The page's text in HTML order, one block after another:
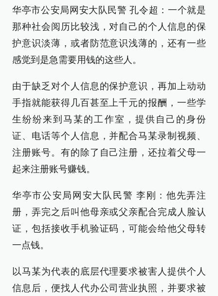
华亭市公安局网安大队民警 孔令超：一个就是
那种社会阅历比较浅，对自己的个人信息的保
护意识淡薄，或者防范意识浅薄的，还有一些
感觉到是急需要用钱的这些人。
由于缺乏对个人信息的保护意识，再加上动动
手指就能获得几百甚至上千元的报酬，一些学
生纷纷来到马某的工作室，提供自己的身份
证、电话等个人信息，并配合马某录制视频、
注册账号。有的除了自己注册，还拉着父母一
起来注册账号赚钱。
华亭市公安局网安大队民警 李刚：他先弄注
册，弄完之后叫他母亲或父亲配合完成人脸认
证，包括接收手机验证码，可能会给他父母转
一点钱。
以马某为代表的底层代理要求被害人提供个人
信息后，便找人代办公司营业执照，并要求被